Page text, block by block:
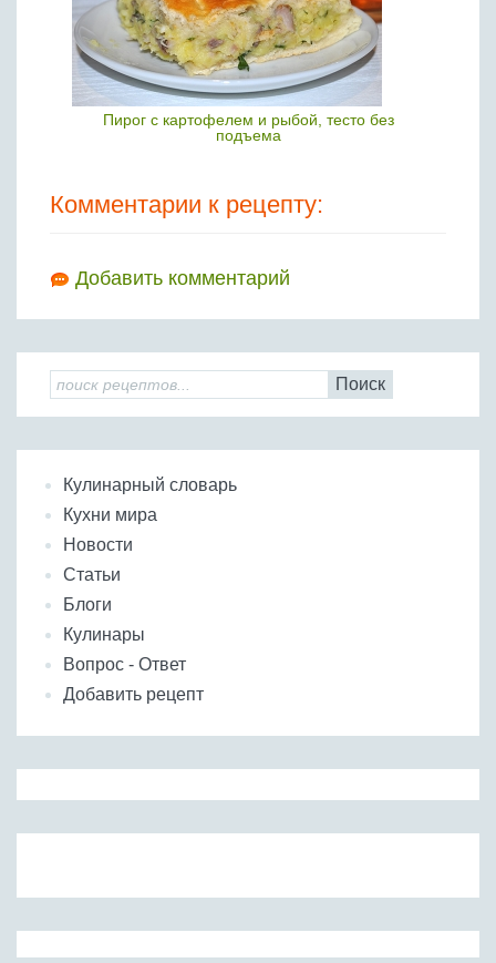
Пирог с картофелем и рыбой, тесто без
подъема
Комментарии к рецепту:
Добавить комментарий
Поиск
Кулинарный словарь
Кухни мира
Новости
Статьи
Блоги
Кулинары
Вопрос - Ответ
Добавить рецепт